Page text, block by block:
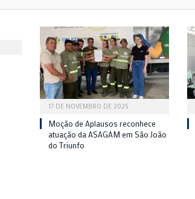
17 DE NOVEMBRO DE 2025
Moção de Aplausos reconhece
atuação da ASAGAM em São João
do Triunfo